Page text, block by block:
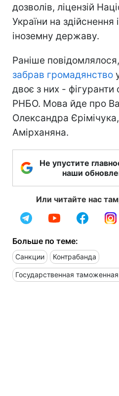
дозволів, ліцензій
України на здійснення
іноземну державу.
Раніше
забрав громадянство
двоє з них - фігуранти
РНБО. Мова йде про
Олександра
Амірханяна.
Не упустите
наши
Или читайте нас
Больше по теме:
Санкции Контрабанда
Государственная